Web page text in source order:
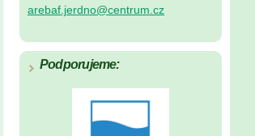
arebaf.jerdno@centrum.cz
Podporujeme: